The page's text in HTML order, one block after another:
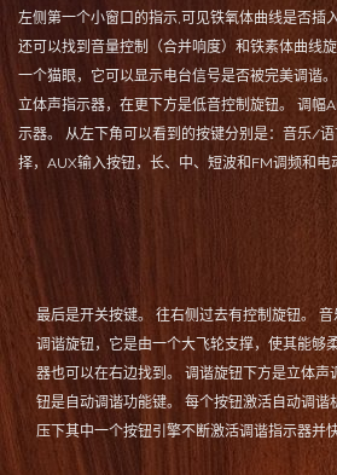
左侧第一个小窗口的指示,可见铁氧体曲线是否插
还可以找到音量控制（合并响度）和铁素体曲线旋
一个猫眼，它可以显示电台信号是否被完美调谐。
立体声指示器，在更下方是低音控制旋钮。
调幅
示器。
从左下角可以看到的按键分别是：音乐/
择，AUX输入按钮，长、中、短波和FM调频和电
最后是开关按键。 往右侧过去有控制旋钮。 音
调谐旋钮，它是由一个大飞轮支撑，使其能够
器也可以在右边找到。
调谐旋钮下方是立体声
钮是自动调谐功能键。
每个按钮激活自动调谐
压下其中一个按钮引擎不断激活调谐指示器并